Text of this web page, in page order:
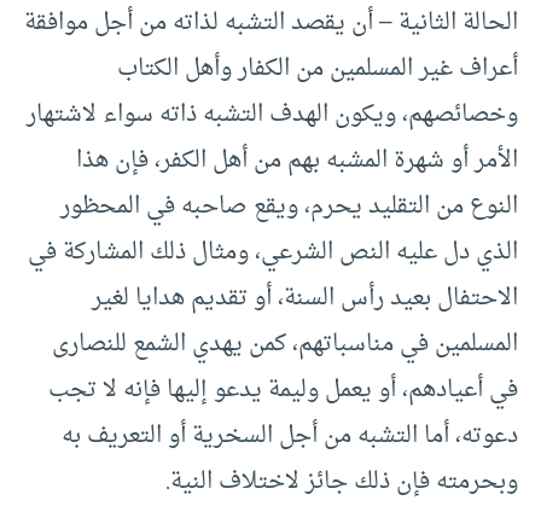
الحالة الثانية – أن يقصد التشبه لذاته من أجل موافقة
أعراف غير المسلمين من الكفار وأهل الكتاب
وخصائصهم، ويكون الهدف التشبه ذاته سواء لاشتهار
الأمر أو شهرة المشبه بهم من أهل الكفر، فإن هذا
النوع من التقليد يحرم، ويقع صاحبه في المحظور
الذي دل عليه النص الشرعي، ومثال ذلك المشاركة في
الاحتفال بعيد رأس السنة، أو تقديم هدايا لغير
المسلمين في مناسباتهم، كمن يهدي الشمع للنصارى
في أعيادهم، أو يعمل وليمة يدعو إليها فإنه لا تجب
دعوته، أما التشبه من أجل السخرية أو التعريف به
وبحرمته فإن ذلك جائز لاختلاف النية.